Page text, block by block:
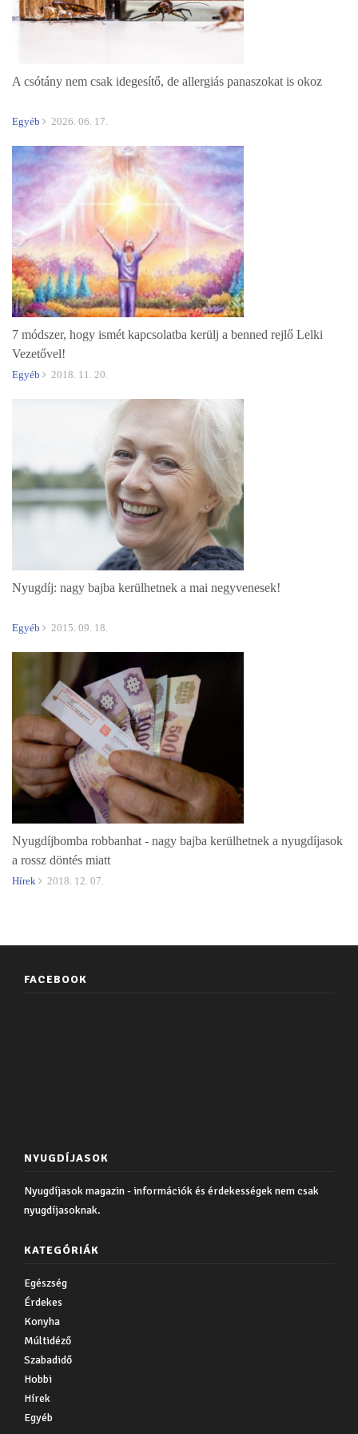
A csótány nem csak idegesítő, de allergiás panaszokat is okoz
Egyéb 2026. 06. 17.
7 módszer, hogy ismét kapcsolatba kerülj a benned rejlő Lelki
Vezetővel!
Egyéb 2018. 11. 20.
Nyugdíj: nagy bajba kerülhetnek a mai negyvenesek!
Egyéb 2015. 09. 18.
Nyugdíjbomba robbanhat - nagy bajba kerülhetnek a nyugdíjasok
a rossz döntés miatt
Hírek 2018. 12. 07.
FACEBOOK
NYUGDÍJASOK
Nyugdíjasok magazin - információk és érdekességek nem csak
nyugdíjasoknak.
KATEGÓRIÁK
Egészség
Érdekes
Konyha
Múltidéző
Szabadidő
Hobbi
Hírek
Egyéb